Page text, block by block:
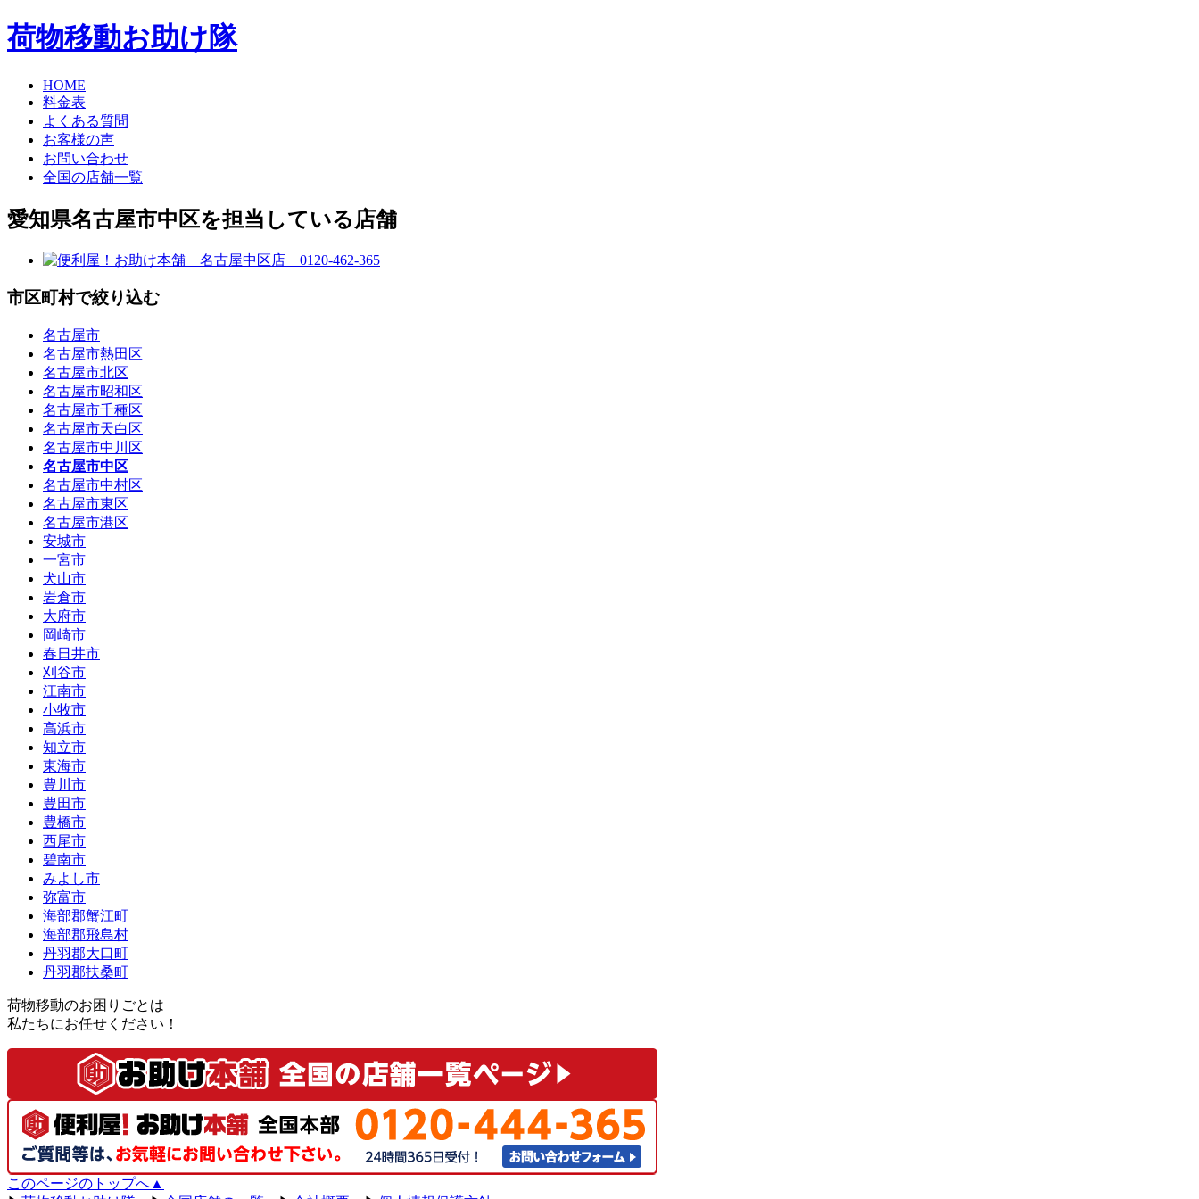
荷物移動お助け隊
HOME
料金表
よくある質問
お客様の声
お問い合わせ
全国の店舗一覧
愛知県名古屋市中区を担当している店舗
市区町村で絞り込む
名古屋市
名古屋市熱田区
名古屋市北区
名古屋市昭和区
名古屋市千種区
名古屋市天白区
名古屋市中川区
名古屋市中区
名古屋市中村区
名古屋市東区
名古屋市港区
安城市
一宮市
犬山市
岩倉市
大府市
岡崎市
春日井市
刈谷市
江南市
小牧市
高浜市
知立市
東海市
豊川市
豊田市
豊橋市
西尾市
碧南市
みよし市
弥富市
海部郡蟹江町
海部郡飛島村
丹羽郡大口町
丹羽郡扶桑町
荷物移動のお困りごとは
私たちにお任せください！
このページのトップへ▲